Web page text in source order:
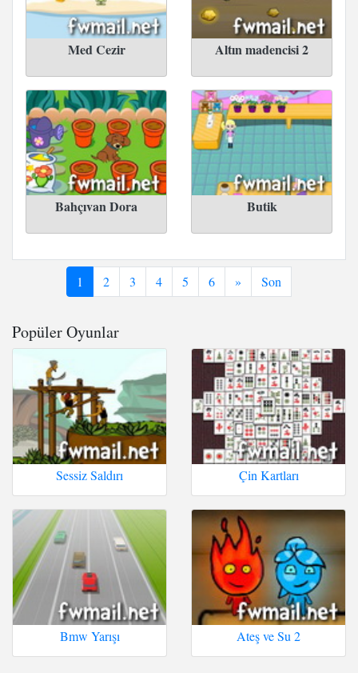
Med Cezir Altın madencisi 2
Bahçıvan Dora Butik
1 2 3 4 5 6 » Son
Popüler Oyunlar
Sessiz Saldırı Çin Kartları
Bmw Yarışı Ateş ve Su 2